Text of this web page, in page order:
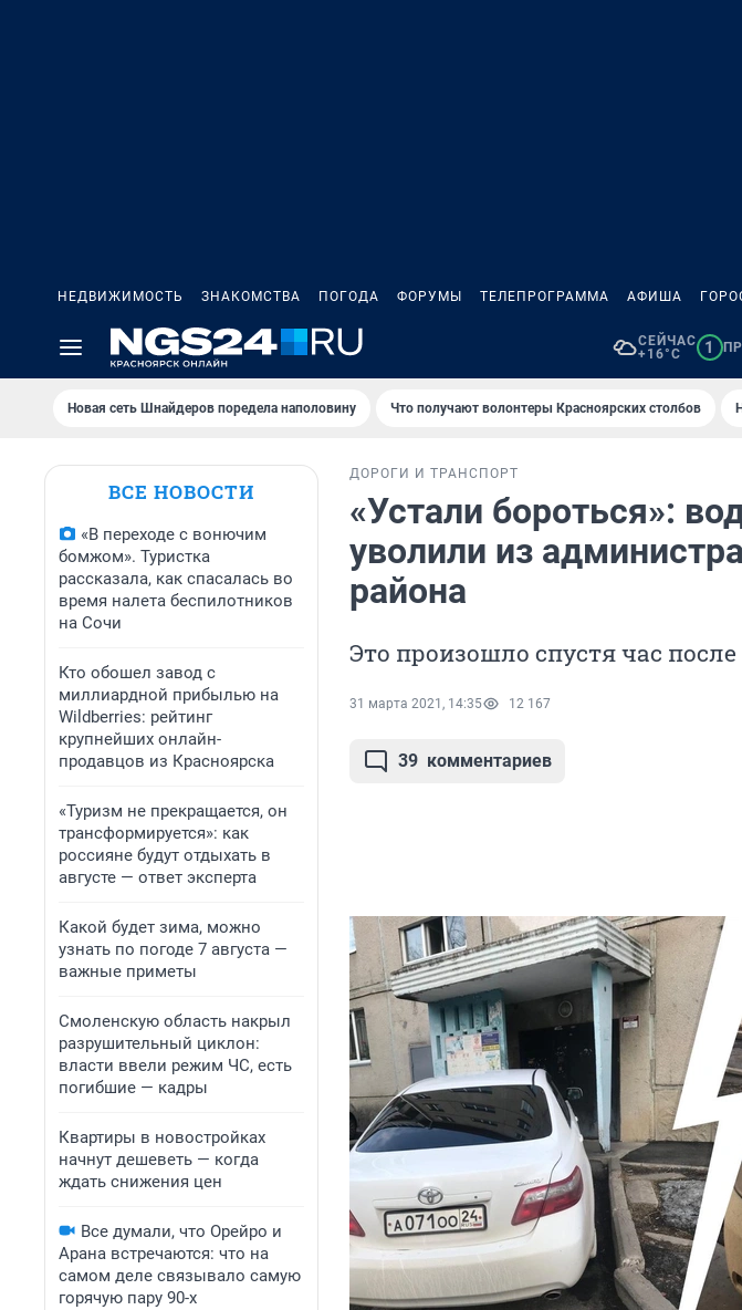
НЕДВИЖИМОСТЬ ЗНАКОМСТВА ПОГОДА ФОРУМЫ ТЕЛЕПРОГРАММА АФИША
СЕЙЧАС
+16°C
1
Новая сеть Шнайдеров поредела наполовину Что получают волонтеры Красноярских столбов
ВСЕ НОВОСТИ
«В переходе с вонючим
бомжом». Туристка
рассказала, как спасалась во
время налета беспилотников
на Сочи
Кто обошел завод с
миллиардной прибылью на
Wildberries: рейтинг
крупнейших онлайн-
продавцов из Красноярска
«Туризм не прекращается, он
трансформируется»: как
россияне будут отдыхать в
августе — ответ эксперта
Какой будет зима, можно
узнать по погоде 7 августа —
важные приметы
Смоленскую область накрыл
разрушительный циклон:
власти ввели режим ЧС, есть
погибшие — кадры
Квартиры в новостройках
начнут дешеветь — когда
ждать снижения цен
Все думали, что Орейро и
Арана встречаются: что на
самом деле связывало самую
горячую пару 90-х
ДОРОГИ И ТРАНСПОРТ
«Устали бороться»:
уволили из
района
Это произошло спустя час
31 марта 2021, 14:35 12 167
39 комментариев